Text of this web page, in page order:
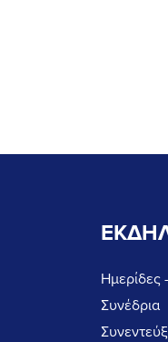
Ημερίδες
Συνέδρια